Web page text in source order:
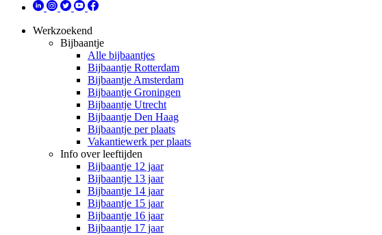
Werkzoekend
Bijbaantje
Alle bijbaantjes
Bijbaantje Rotterdam
Bijbaantje Amsterdam
Bijbaantje Groningen
Bijbaantje Utrecht
Bijbaantje Den Haag
Bijbaantje per plaats
Vakantiewerk per plaats
Info over leeftijden
Bijbaantje 12 jaar
Bijbaantje 13 jaar
Bijbaantje 14 jaar
Bijbaantje 15 jaar
Bijbaantje 16 jaar
Bijbaantje 17 jaar